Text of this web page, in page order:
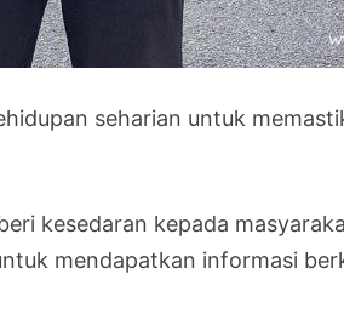
seharian untuk
kesedaran kepada
mendapatkan informasi